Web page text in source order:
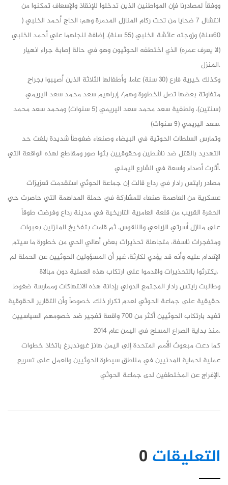
ووفقاً لمصادرنا فإن المواطنين الذين تدخلوا للإنقاذ والإسعاف تمكنوا من
انتشال 7 ضحايا من تحت ركام المنازل المدمرة وهم: الحاج أحمد الخلبي (
60سنة) وزوجته عائشة الخلبي (55 سنة)، إضافة لنجلهما علي أحمد الخلبي
(لا يعرف عمره) الذي اختطفه الحوثيون وهو في حالة إصابة جراء انهيار
المنزل.
وكذلك خيرية فارع (30 سنة) عاما، وأطفالها الثلاثة الذين أصيبوا بجراحٍ
متفاوتة بعضها تصل للخطورة وهم/ إبراهيم سعد محمد سعد اليريمي
(سنتين)، ولطفية سعد محمد سعد اليريمي (5 سنوات) ومحمد سعد محمد
سعد اليريمي (9 سنوات).
وتمارس السلطات الحوثية في البيضاء وصنعاء ضغوطاً شديدة بلغت حد
التهديد بالقتل ضد ناشطين وحقوقيين بثوا صور ومقاطع لهذه الواقعة التي
أثارت أصداء واسعة في الشارع اليمني.
مصادر رايتس رادار في رداع قالت إن جماعة الحوثي استقدمت تعزيزات
عسكرية من العاصمة صنعاء للمشاركة في حملة المداهمة التي حاصرت حي
الحفرة القريب من قلعة العامرية التاريخية في مدينة رداع وفرضت طوقاً
على منازل أسرتي الزيلعي والناقوس، ثم قامت بتفخيخ المنزلين بعبوات
ومتفجرات ناسفة، متجاهلة تحذيرات بعض أهالي الحي من خطورة ما سيتم
الإقدام عليه وأنه قد يؤدي لكارثة، غير أن المسؤولين الحوثيين عن الحملة لم
يكترثوا بالتحذيرات واقدموا على ارتكاب هذه العملية دون مبالاة.
وطالبت رايتس رادار المجتمع الدولي بإدانة هذه الانتهاكات وممارسة ضغوط
حقيقية على جماعة الحوثي لعدم تكرار ذلك، خصوصاً وأن التقارير الحقوقية
تفيد بارتكاب الحوثيين أكثر من 700 واقعة تفجير ضد خصومهم السياسيين
منذ بداية الصراع المسلح في اليمن عام 2014.
كما دعت مبعوث الأمم المتحدة إلى اليمن هانز غروندبرغ باتخاذ خطوات
عملية لحماية المدنيين في مناطق سيطرة الحوثيين والعمل على تسريع
الإفراج عن المختطفين لدى جماعة الحوثي.
التعليقات